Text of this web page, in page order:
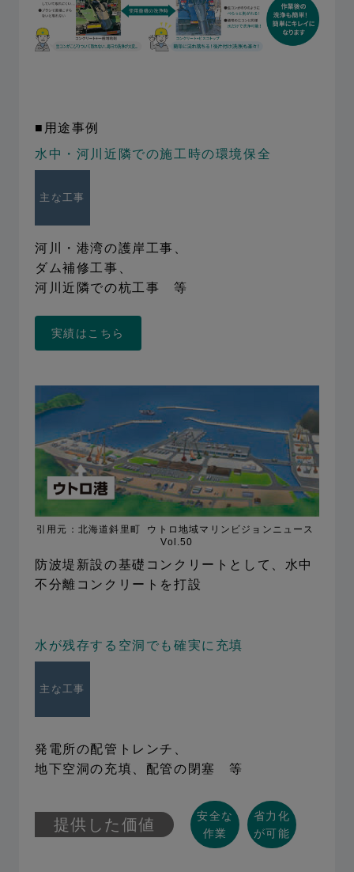
■用途事例
水中・河川近隣での施工時の環境保全
主な工事
河川・港湾の護岸工事、
ダム補修工事、
河川近隣での杭工事 等
実績はこちら
引用元：北海道斜里町 ウトロ地域マリンビジョンニュース
Vol.50
防波堤新設の基礎コンクリートとして、 水中
不分離コンクリートを打設
水が残存する空洞でも確実に充填
主な工事
発電所の配管トレンチ、
地下空洞の充填、配管の閉塞 等
提供した価値
安全な
作業
省力化
が可能